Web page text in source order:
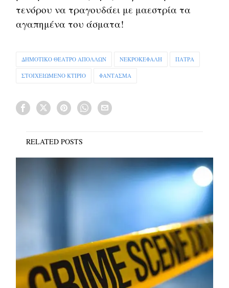
τενόρου να τραγουδάει με μαεστρία τα
αγαπημένα του άσματα!
ΔΗΜΟΤΙΚΟ ΘΕΑΤΡΟ ΑΠΟΛΛΩΝ ΝΕΚΡΟΚΕΦΑΛΗ ΠΑΤΡΑ
ΣΤΟΙΧΕΙΩΜΕΝΟ ΚΤΙΡΙΟ ΦΑΝΤΑΣΜΑ
RELATED POSTS